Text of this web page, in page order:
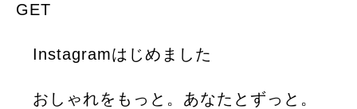
GET
Instagramはじめました
おしゃれをもっと。あなたとずっと。